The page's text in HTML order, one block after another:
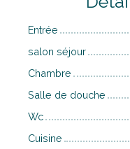
Entrée
salon séjour
Chambre
Salle de douche
Wc
Cuisine